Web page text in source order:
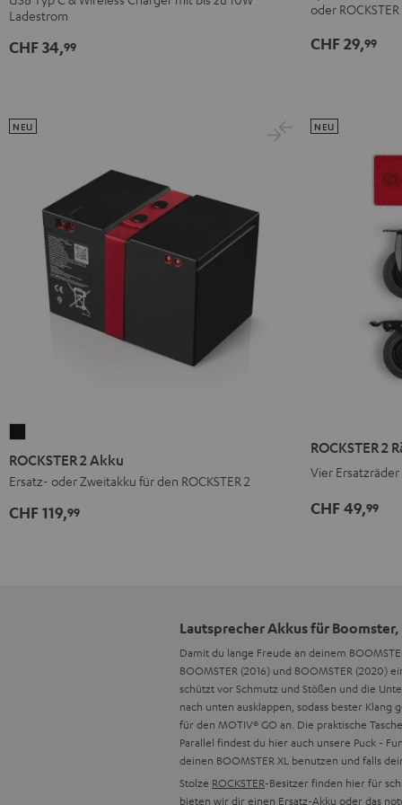
Weiß
Ladestrom
CHF 34,99
oder
CHF 29,99
2
Akku
ROCKSTER 2 Akku
Ersatz- oder Zweitakku für den ROCKSTER 2
NEU
CHF 119,99
ROCKSTER 2
Vier Ersatzräder
NEU
CHF 49,99
Lautsprecher Akkus für
Damit du lange Freude an deinem
BOOMSTER (2016) und BOOMSTER (2020)
schützt vor Schmutz und Stößen und die
nach unten ausklappen, sodass bester
für den MOTIV® GO an. Die praktische
Parallel findest du hier auch unsere Puck -
deinen BOOMSTER XL benutzen und falls
Stolze ROCKSTER-Besitzer finden hier für
bieten wir dir einen Ersatz-Akku oder das